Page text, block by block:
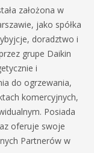
założona w
jako spółka
doradztwo i
grupe Daikin
i
do ogrzewania,
komercyjnych,
Posiada
oferuje swoje
Partnerów w